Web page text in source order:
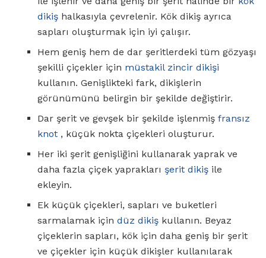
dikiş halkasıyla çevrelenir. Kök dikiş ayrıca
sapları oluşturmak için iyi çalışır.
Hem geniş hem de dar şeritlerdeki tüm gözyaşı
şekilli çiçekler için müstakil zincir dikişi
kullanın. Genişlikteki fark, dikişlerin
görünümünü belirgin bir şekilde değiştirir.
Dar şerit ve gevşek bir şekilde işlenmiş fransız
knot , küçük nokta çiçekleri oluşturur.
Her iki şerit genişliğini kullanarak yaprak ve
daha fazla çiçek yaprakları şerit dikiş ile
ekleyin.
Ek küçük çiçekleri, sapları ve buketleri
sarmalamak için düz dikiş kullanın. Beyaz
çiçeklerin sapları, kök için daha geniş bir şerit
ve çiçekler için küçük dikişler kullanılarak